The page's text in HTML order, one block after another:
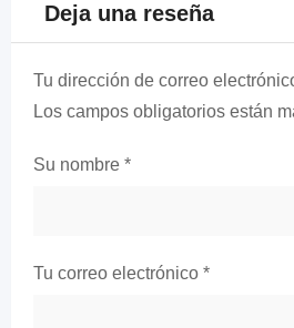
Deja una reseña
Tu dirección de correo
Los campos obligatorios están
Su nombre *
Tu correo electrónico *